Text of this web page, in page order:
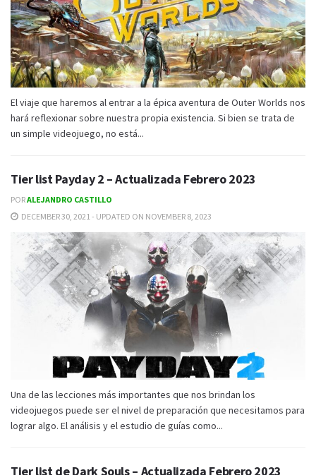
El viaje que haremos al entrar a la épica aventura de Outer Worlds nos
hará reflexionar sobre nuestra propia existencia. Si bien se trata de
un simple videojuego, no está...
Tier list Payday 2 – Actualizada Febrero 2023
PORALEJANDRO CASTILLO
DECEMBER 30, 2021 - UPDATED ON NOVEMBER 8, 2023
Una de las lecciones más importantes que nos brindan los
videojuegos puede ser el nivel de preparación que necesitamos para
lograr algo. El análisis y el estudio de guías como...
Tier list de Dark Souls – Actualizada Febrero 2023